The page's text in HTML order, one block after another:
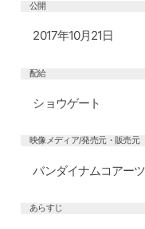
公開
2017年10月21日
配給
ショウゲート
映像メディア/発売元・販売元
バンダイナムコアーツ
あらすじ